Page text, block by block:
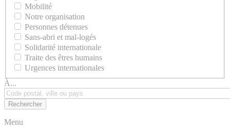
Mobilité
Notre organisation
Personnes détenues
Sans-abri et mal-logés
Solidarité internationale
Traite des êtres humains
Urgences internationales
À...
Menu